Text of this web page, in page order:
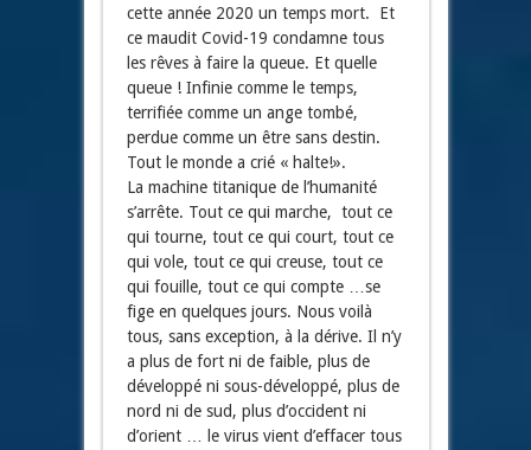
cette année 2020 un temps mort. Et
ce maudit Covid-19 condamne tous
les rêves à faire la queue. Et quelle
queue ! Infinie comme le temps,
terrifiée comme un ange tombé,
perdue comme un être sans destin.
Tout le monde a crié « halte!».
La machine titanique de l’humanité
s’arrête. Tout ce qui marche, tout ce
qui tourne, tout ce qui court, tout ce
qui vole, tout ce qui creuse, tout ce
qui fouille, tout ce qui compte …se
fige en quelques jours. Nous voilà
tous, sans exception, à la dérive. Il n’y
a plus de fort ni de faible, plus de
développé ni sous-développé, plus de
nord ni de sud, plus d’occident ni
d’orient … le virus vient d’effacer tous